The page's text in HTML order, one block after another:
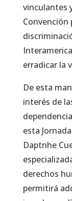
vinculantes
erradicar la
De esta
interés de
esta
Daptnhe
derechos
permitirá